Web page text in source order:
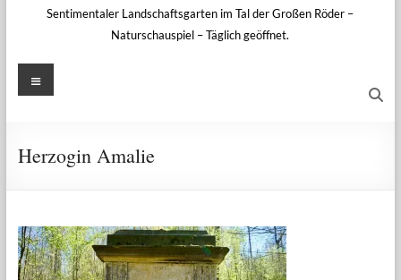
Sentimentaler Landschaftsgarten im Tal der Großen Röder –
Naturschauspiel – Täglich geöffnet.
Menü
Herzogin Amalie